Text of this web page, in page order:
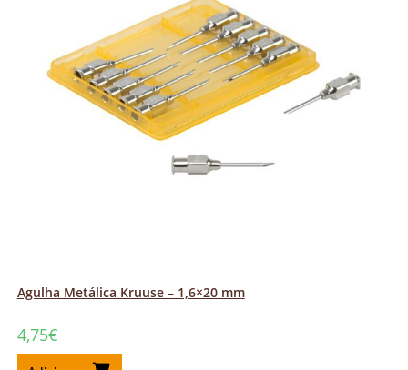
Agulha Metálica Kruuse – 1,6×20 mm
4,75€